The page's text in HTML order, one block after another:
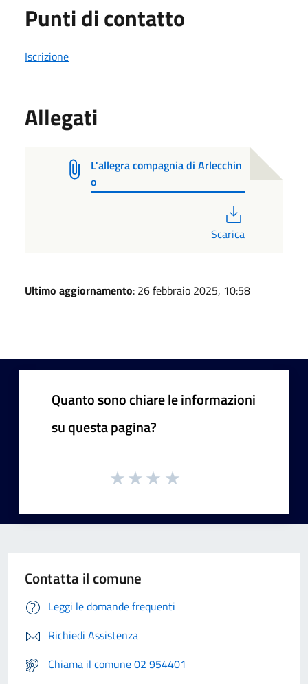
Punti di contatto
Iscrizione
Allegati
L'allegra compagnia di Arlecchin
o
Scarica
Ultimo aggiornamento: 26 febbraio 2025, 10:58
Quanto sono chiare le informazioni
su questa pagina?
Contatta il comune
Leggi le domande frequenti
Richiedi Assistenza
Chiama il comune 02 954401